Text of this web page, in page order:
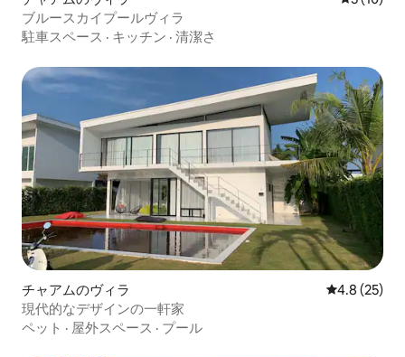
ブルースカイプールヴィラ
駐車スペース · キッチン · 清潔さ
チャアムのヴィラ レビュー25
4.8 (25)
現代的なデザインの一軒家
ペット · 屋外スペース · プール